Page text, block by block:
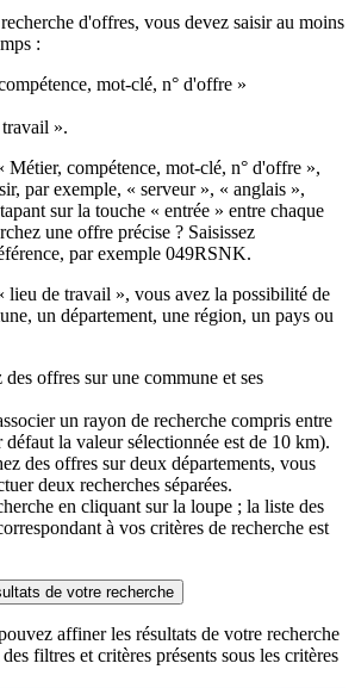
d'offres, vous devez saisir au moins
:
mot-clé, n° d'offre »
».
Métier, compétence, mot-clé, n° d'offre »,
par exemple, « serveur », « anglais »,
sur la touche « entrée » entre chaque
une offre précise ? Saisissez
par exemple 049RSNK.
lieu de travail », vous avez la possibilité de
un département, une région, un pays ou
des offres sur une commune et ses
un rayon de recherche compris entre
la valeur sélectionnée est de 10 km).
des offres sur deux départements, vous
deux recherches séparées.
en cliquant sur la loupe ; la liste des
à vos critères de recherche est
de votre recherche
affiner les résultats de votre recherche
filtres et critères présents sous les critères